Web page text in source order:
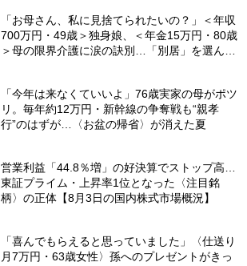
「お母さん、私に見捨てられたいの？」＜年収
700万円・49歳＞独身娘、＜年金15万円・80歳
＞母の限界介護に涙の訣別…「別居」を選んだ
「今年は来なくていいよ」76歳実家の母がポツ
リ。毎年約12万円・新幹線の争奪戦も“親孝
行”のはずが…〈お盆の帰省〉が消えた夏
営業利益「44.8％増」の好決算でストップ高…
東証プライム・上昇率1位となった〈注目銘
柄〉の正体【8月3日の国内株式市場概況】
「喜んでもらえると思っていました」〈仕送り
月7万円・63歳女性〉孫へのプレゼントがきっ